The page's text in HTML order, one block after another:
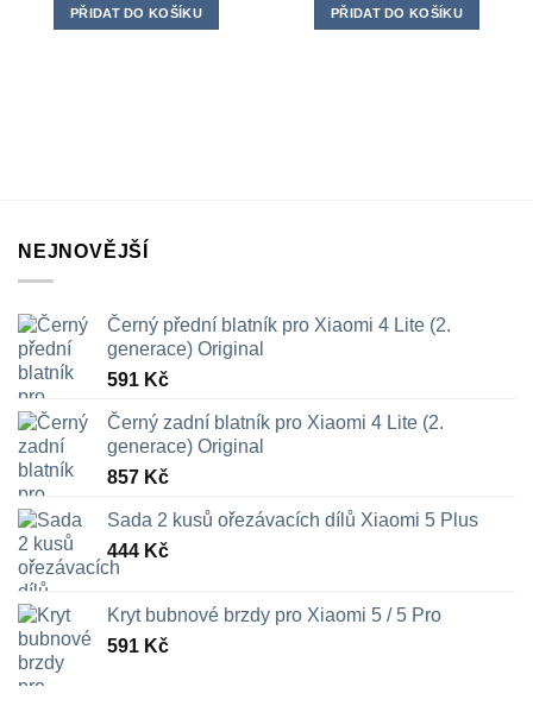
PŘIDAT DO KOŠÍKU PŘIDAT DO KOŠÍKU
NEJNOVĚJŠÍ
Černý přední blatník pro Xiaomi 4 Lite (2.
generace) Original
591 Kč
Černý zadní blatník pro Xiaomi 4 Lite (2.
generace) Original
857 Kč
Sada 2 kusů ořezávacích dílů Xiaomi 5 Plus
444 Kč
Kryt bubnové brzdy pro Xiaomi 5 / 5 Pro
591 Kč